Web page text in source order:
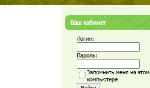
Ваш кабинет
Логин:
Пароль:
Запомнить меня на этом
компьютере